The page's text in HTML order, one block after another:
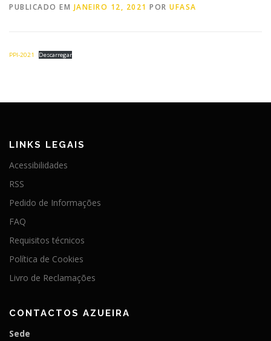
PUBLICADO EM JANEIRO 12, 2021 POR UFASA
PPI-2021 Descarregar
LINKS LEGAIS
Acessibilidades
RSS
Pedido de Informações
FAQ
Requisitos técnicos
Política de Cookies
Livro de Reclamações
CONTACTOS AZUEIRA
Sede